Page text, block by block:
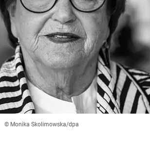
© Monika Skolimowska/dpa